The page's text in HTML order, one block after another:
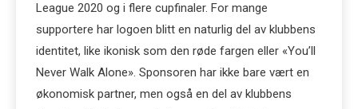
League 2020 og i flere cupfinaler. For mange
supportere har logoen blitt en naturlig del av klubbens
identitet, like ikonisk som den røde fargen eller «You’ll
Never Walk Alone». Sponsoren har ikke bare vært en
økonomisk partner, men også en del av klubbens